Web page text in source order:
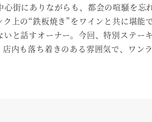
街にありながらも、都会の喧騒を忘
上の“鉄板焼き”をワインと共に堪能
と話すオーナー。今回、特別ステー
内も落ち着きのある雰囲気で、ワン